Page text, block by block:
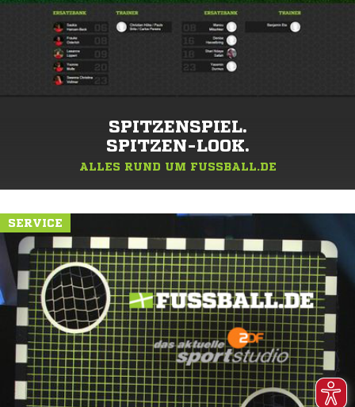
SPITZENSPIEL.
SPITZEN-LOOK.
ALLES RUND UM FUSSBALL.DE
SERVICE